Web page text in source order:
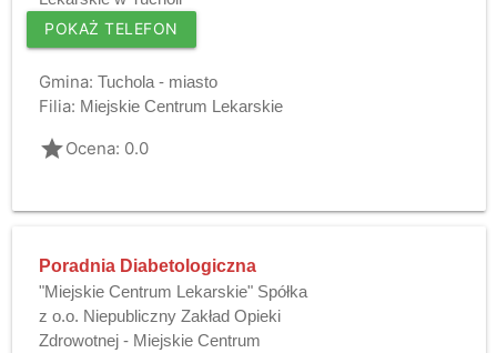
POKAŻ TELEFON
Gmina: Tuchola - miasto
Filia: Miejskie Centrum Lekarskie
gradeOcena: 0.0
Poradnia Diabetologiczna
"Miejskie Centrum Lekarskie" Spółka
z o.o. Niepubliczny Zakład Opieki
Zdrowotnej - Miejskie Centrum